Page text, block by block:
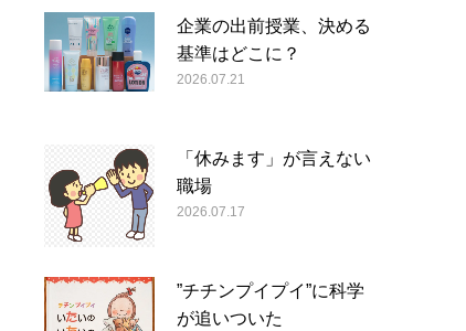
企業の出前授業、決める
基準はどこに？
2026.07.21
「休みます」が言えない
職場
2026.07.17
”チチンプイプイ”に科学
が追いついた